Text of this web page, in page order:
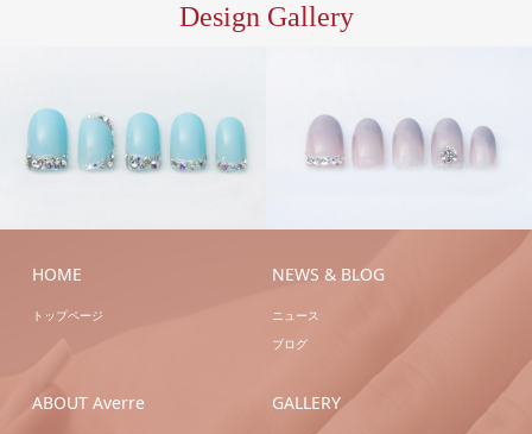
Design Gallery
ハン
ル ブライダル
ハン
ルアートB ハンドネ
イル
HOME
トップページ
NEWS & BLOG
ニュース
ブログ
ABOUT Averre GALLERY